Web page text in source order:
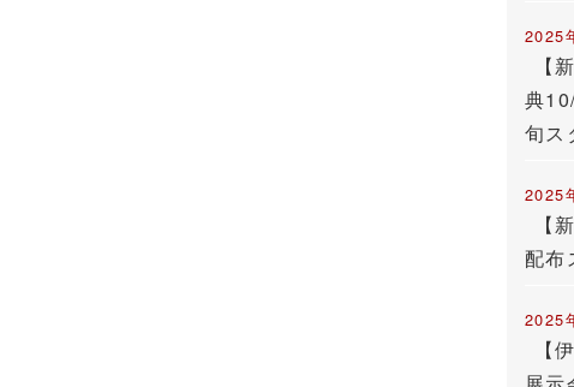
2025
【
典
旬ス
2025
【
配布
2025
【